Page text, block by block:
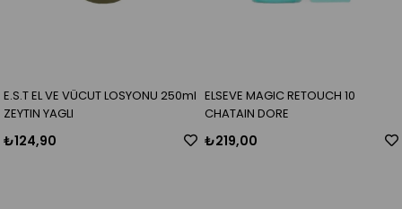
E.S.T EL VE VÜCUT LOSYONU 250ml
ZEYTIN YAGLI
₺124,90
ELSEVE MAGIC RETOUCH 10
CHATAIN DORE
₺219,00